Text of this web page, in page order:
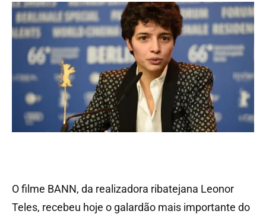
O filme BANN, da realizadora ribatejana Leonor
Teles, recebeu hoje o galardão mais importante do